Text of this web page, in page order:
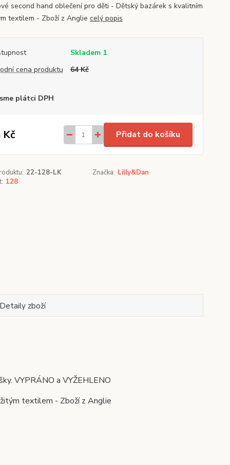
second hand oblečení pro děti - Dětský bazárek s kvalitním
textilem - Zboží z Anglie celý popis
Skladem 1
cena produktu
64 Kč
plátci DPH
Kč Přidat do košíku
22-128-LK Značka: Lilly&Dan
128
Detaily zboží
VYPRÁNO a VYŽEHLENO
textilem - Zboží z Anglie